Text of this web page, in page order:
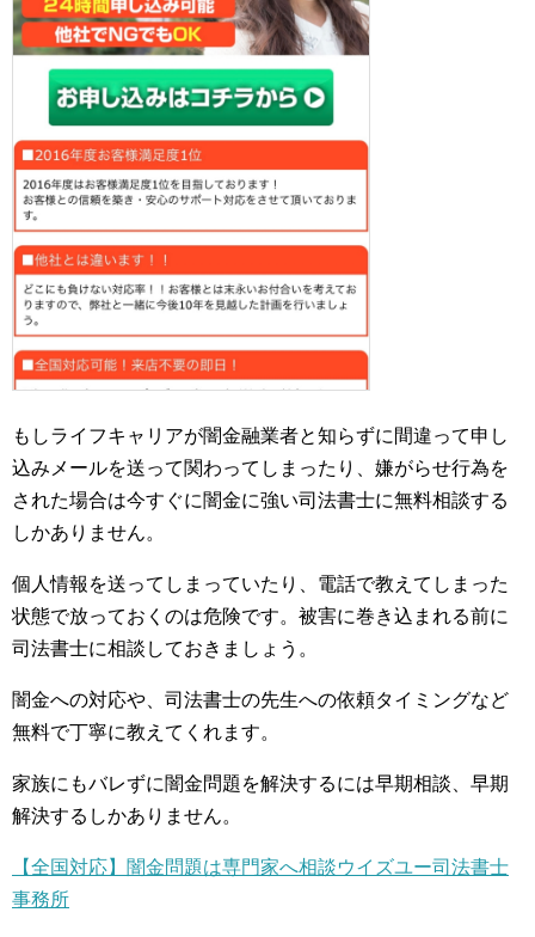
もしライフキャリアが闇金融業者と知らずに間違って申し
込みメールを送って関わってしまったり、嫌がらせ行為を
された場合は今すぐに闇金に強い司法書士に無料相談する
しかありません。
個人情報を送ってしまっていたり、電話で教えてしまった
状態で放っておくのは危険です。被害に巻き込まれる前に
司法書士に相談しておきましょう。
闇金への対応や、司法書士の先生への依頼タイミングなど
無料で丁寧に教えてくれます。
家族にもバレずに闇金問題を解決するには早期相談、早期
解決するしかありません。
【全国対応】闇金問題は専門家へ相談ウイズユー司法書士
事務所